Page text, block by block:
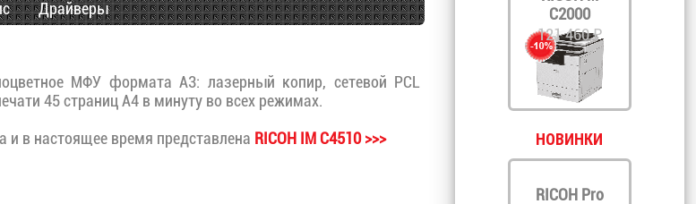
Драйверы
МФУ формата А3: лазерный копир, сетевой PCL
45 страниц А4 в минуту во всех режимах.
и в настоящее время представлена RICOH IM C4510 >>>
C2000
121 460 ₽
НОВИНКИ
RICOH Pro